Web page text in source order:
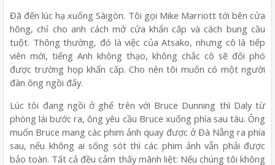
Đã đến lúc hạ xuống Sàigòn. Tôi gọi Mike Marriott tới bên cửa
hông, chỉ cho anh cách mở cửa khẩn cấp và cách bung cầu
tuột. Thông thường, đó là việc của Atsako, nhưng cô là tiếp
viên mới, tiếng Anh không thạo, không chắc cô sẽ đối phó
được trường họp khẩn cấp. Cho nên tôi muốn có một người
đàn ông ngồi đấy.
Lúc tôi đang ngồi ở ghế trên với Bruce Dunning thì Daly từ
phòng lái bước ra, ông yêu cầu Bruce xuống phía sau tàu. Ông
muốn Bruce mang các phim ảnh quay được ở Đà Nẵng ra phía
sau, nếu không ai sống sót thì các phim ảnh vẫn phải được
bảo toàn. Tất cả đều cảm thấy mãnh liệt: Nếu chúng tôi không